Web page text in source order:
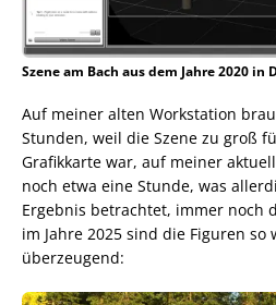
Szene am Bach aus dem Jahre 2020 in
Auf meiner alten Workstation
Stunden, weil die Szene zu groß
Grafikkarte war, auf meiner
noch etwa eine Stunde, was
Ergebnis betrachtet, immer noch
im Jahre 2025 sind die Figuren
überzeugend: